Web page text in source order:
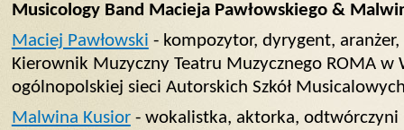
Musicology Band Macieja Pawłowskiego &
Maciej Pawłowski - kompozytor, dyrygent,
Kierownik Muzyczny Teatru Muzycznego ROMA w
ogólnopolskiej sieci Autorskich Szkół
Malwina Kusior- wokalistka, aktorka, odtwórczyni